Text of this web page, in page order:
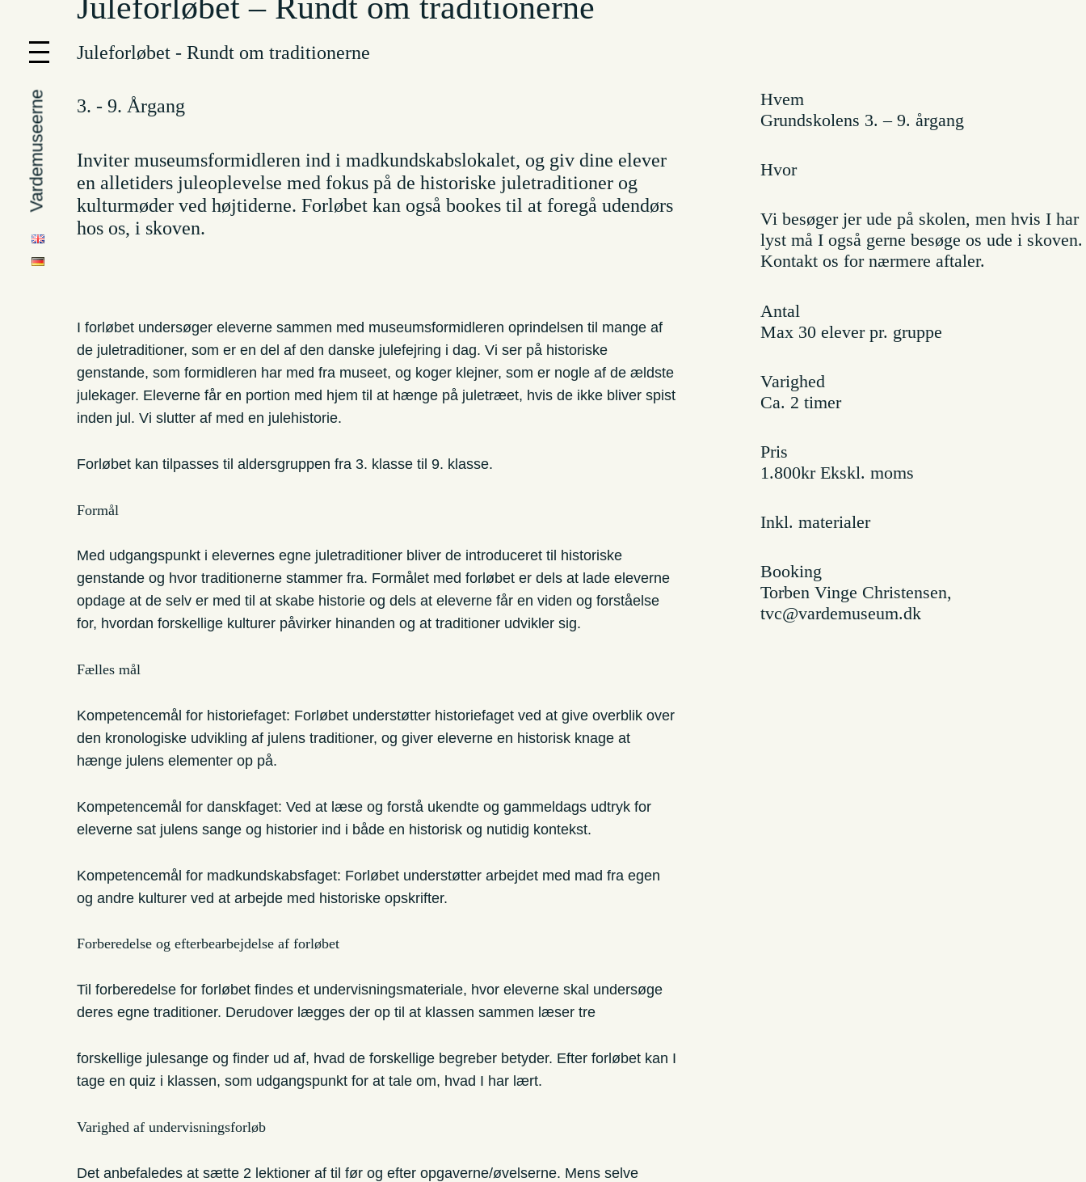
Vardemuseerne
Juleforløbet - Rundt om traditionerne
3. - 9. Årgang
Inviter museumsformidleren ind i madkundskabslokalet, og giv dine elever
en alletiders juleoplevelse med fokus på de historiske juletraditioner og
kulturmøder ved højtiderne. Forløbet kan også bookes til at foregå udendørs
hos os, i skoven.
I forløbet undersøger eleverne sammen med museumsformidleren oprindelsen til mange af
de juletraditioner, som er en del af den danske julefejring i dag. Vi ser på historiske
genstande, som formidleren har med fra museet, og koger klejner, som er nogle af de ældste
julekager. Eleverne får en portion med hjem til at hænge på juletræet, hvis de ikke bliver spist
inden jul. Vi slutter af med en julehistorie.
Forløbet kan tilpasses til aldersgruppen fra 3. klasse til 9. klasse.
Formål
Med udgangspunkt i elevernes egne juletraditioner bliver de introduceret til historiske
genstande og hvor traditionerne stammer fra. Formålet med forløbet er dels at lade eleverne
opdage at de selv er med til at skabe historie og dels at eleverne får en viden og forståelse
for, hvordan forskellige kulturer påvirker hinanden og at traditioner udvikler sig.
Fælles mål
Kompetencemål for historiefaget: Forløbet understøtter historiefaget ved at give overblik over
den kronologiske udvikling af julens traditioner, og giver eleverne en historisk knage at
hænge julens elementer op på.
Kompetencemål for danskfaget: Ved at læse og forstå ukendte og gammeldags udtryk for
eleverne sat julens sange og historier ind i både en historisk og nutidig kontekst.
Kompetencemål for madkundskabsfaget: Forløbet understøtter arbejdet med mad fra egen
og andre kulturer ved at arbejde med historiske opskrifter.
Forberedelse og efterbearbejdelse af forløbet
Til forberedelse for forløbet findes et undervisningsmateriale, hvor eleverne skal undersøge
deres egne traditioner. Derudover lægges der op til at klassen sammen læser tre
forskellige julesange og finder ud af, hvad de forskellige begreber betyder. Efter forløbet kan I
tage en quiz i klassen, som udgangspunkt for at tale om, hvad I har lært.
Varighed af undervisningsforløb
Det anbefaledes at sætte 2 lektioner af til før og efter opgaverne/øvelserne. Mens selve
Hvem
Grundskolens 3. – 9. årgang
Hvor
Vi besøger jer ude på skolen, men hvis I har
lyst må I også gerne besøge os ude i skoven.
Kontakt os for nærmere aftaler.
Antal
Max 30 elever pr. gruppe
Varighed
Ca. 2 timer
Pris
1.800kr Ekskl. moms
Inkl. materialer
Booking
Torben Vinge Christensen,
tvc@vardemuseum.dk